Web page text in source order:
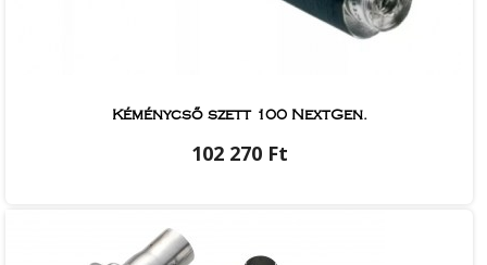
Kéménycső szett 100 NextGen.
102 270 Ft